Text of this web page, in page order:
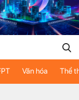
Văn hóa Thể